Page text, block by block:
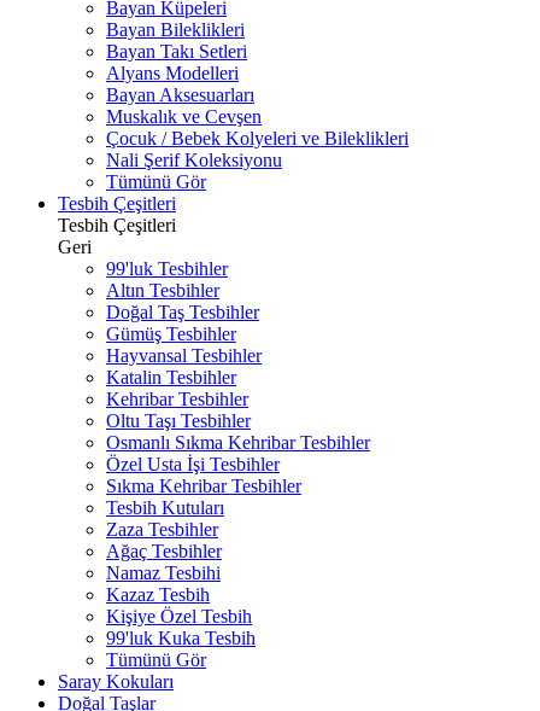
Bayan Küpeleri
Bayan Bileklikleri
Bayan Takı Setleri
Alyans Modelleri
Bayan Aksesuarları
Muskalık ve Cevşen
Çocuk / Bebek Kolyeleri ve Bileklikleri
Nali Şerif Koleksiyonu
Tümünü Gör
Tesbih Çeşitleri
Tesbih Çeşitleri
Geri
99'luk Tesbihler
Altın Tesbihler
Doğal Taş Tesbihler
Gümüş Tesbihler
Hayvansal Tesbihler
Katalin Tesbihler
Kehribar Tesbihler
Oltu Taşı Tesbihler
Osmanlı Sıkma Kehribar Tesbihler
Özel Usta İşi Tesbihler
Sıkma Kehribar Tesbihler
Tesbih Kutuları
Zaza Tesbihler
Ağaç Tesbihler
Namaz Tesbihi
Kazaz Tesbih
Kişiye Özel Tesbih
99'luk Kuka Tesbih
Tümünü Gör
Saray Kokuları
Doğal Taşlar